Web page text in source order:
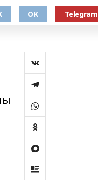
OK Telegram